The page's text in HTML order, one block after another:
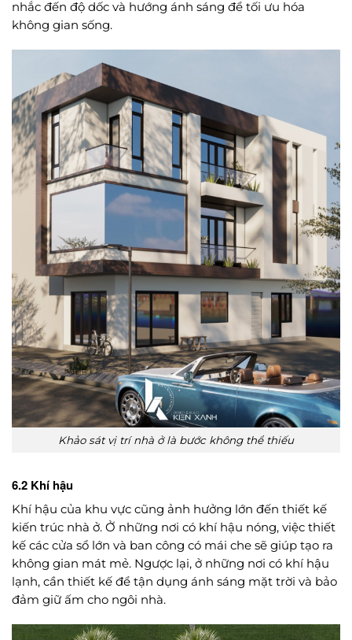
nhắc đến độ dốc và hướng ánh sáng để tối ưu hóa
không gian sống.
Khảo sát vị trí nhà ở là bước không thể thiếu
6.2 Khí hậu
Khí hậu của khu vực cũng ảnh hưởng lớn đến thiết kế
kiến trúc nhà ở. Ở những nơi có khí hậu nóng, việc thiết
kế các cửa sổ lớn và ban công có mái che sẽ giúp tạo ra
không gian mát mẻ. Ngược lại, ở những nơi có khí hậu
lạnh, cần thiết kế để tận dụng ánh sáng mặt trời và bảo
đảm giữ ấm cho ngôi nhà.